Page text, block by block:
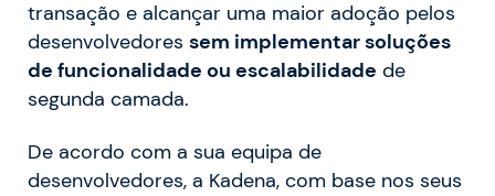
transação e alcançar uma maior adoção pelos
desenvolvedores sem implementar soluções
de funcionalidade ou escalabilidade de
segunda camada.
De acordo com a sua equipa de
desenvolvedores, a Kadena, com base nos seus